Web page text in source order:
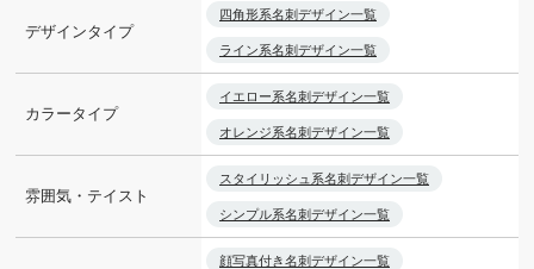
デザインタイプ
四角形系名刺デザイン一覧
ライン系名刺デザイン一覧
カラータイプ
イエロー系名刺デザイン一覧
オレンジ系名刺デザイン一覧
雰囲気・テイスト
スタイリッシュ系名刺デザイン一覧
シンプル系名刺デザイン一覧
顔写真付き名刺デザイン一覧